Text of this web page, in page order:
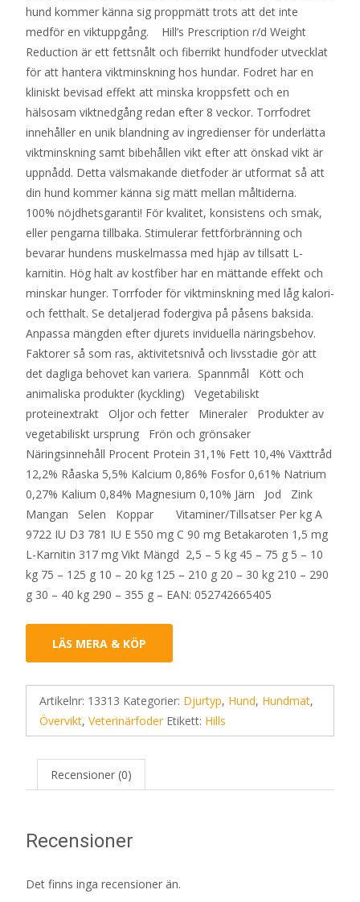
hund kommer känna sig proppmätt trots att det inte
medför en viktuppgång. Hill’s Prescription r/d Weight
Reduction är ett fettsnålt och fiberrikt hundfoder utvecklat
för att hantera viktminskning hos hundar. Fodret har en
kliniskt bevisad effekt att minska kroppsfett och en
hälsosam viktnedgång redan efter 8 veckor. Torrfodret
innehåller en unik blandning av ingredienser för underlätta
viktminskning samt bibehållen vikt efter att önskad vikt är
uppnådd. Detta välsmakande dietfoder är utformat så att
din hund kommer känna sig mätt mellan måltiderna.
100% nöjdhetsgaranti! För kvalitet, konsistens och smak,
eller pengarna tillbaka. Stimulerar fettförbränning och
bevarar hundens muskelmassa med hjäp av tillsatt L-
karnitin. Hög halt av kostfiber har en mättande effekt och
minskar hunger. Torrfoder för viktminskning med låg kalori-
och fetthalt. Se detaljerad fodergiva på påsens baksida.
Anpassa mängden efter djurets inviduella näringsbehov.
Faktorer så som ras, aktivitetsnivå och livsstadie gör att
det dagliga behovet kan variera. Spannmål Kött och
animaliska produkter (kyckling) Vegetabiliskt
proteinextrakt Oljor och fetter Mineraler Produkter av
vegetabiliskt ursprung Frön och grönsaker
Näringsinnehåll Procent Protein 31,1% Fett 10,4% Växttråd
12,2% Råaska 5,5% Kalcium 0,86% Fosfor 0,61% Natrium
0,27% Kalium 0,84% Magnesium 0,10% Järn Jod Zink
Mangan Selen Koppar Vitaminer/Tillsatser Per kg A
9722 IU D3 781 IU E 550 mg C 90 mg Betakaroten 1,5 mg
L-Karnitin 317 mg Vikt Mängd 2,5 – 5 kg 45 – 75 g 5 – 10
kg 75 – 125 g 10 – 20 kg 125 – 210 g 20 – 30 kg 210 – 290
g 30 – 40 kg 290 – 355 g – EAN: 052742665405
LÄS MERA & KÖP
Artikelnr: 13313 Kategorier: Djurtyp, Hund, Hundmat,
Övervikt, Veterinärfoder Etikett: Hills
Recensioner (0)
Recensioner
Det finns inga recensioner än.